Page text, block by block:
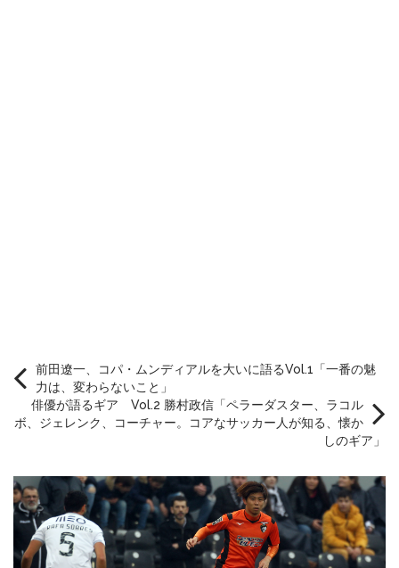
前田遼一、コパ・ムンディアルを大いに語るVol.1「一番の魅
力は、変わらないこと」
俳優が語るギア Vol.2 勝村政信「ペラーダスター、ラコル
ボ、ジェレンク、コーチャー。コアなサッカー人が知る、懐か
しのギア」